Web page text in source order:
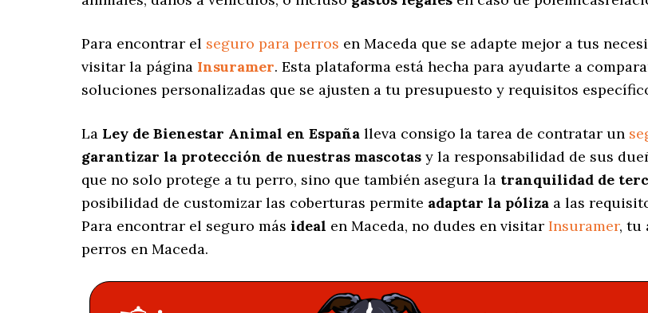
Para encontrar el seguro para perros en Maceda que se adapte mejor a tus
visitar la página Insuramer. Esta plataforma está hecha para ayudarte a
soluciones personalizadas que se ajusten a tu presupuesto y requisitos
La Ley de Bienestar Animal en España lleva consigo la tarea de contratar un
garantizar la protección de nuestras mascotas y la responsabilidad de sus
que no solo protege a tu perro, sino que también asegura la tranquilidad de
posibilidad de customizar las coberturas permite adaptar la póliza a las
Para encontrar el seguro más ideal en Maceda, no dudes en visitar Insuramer, tu
perros en Maceda.